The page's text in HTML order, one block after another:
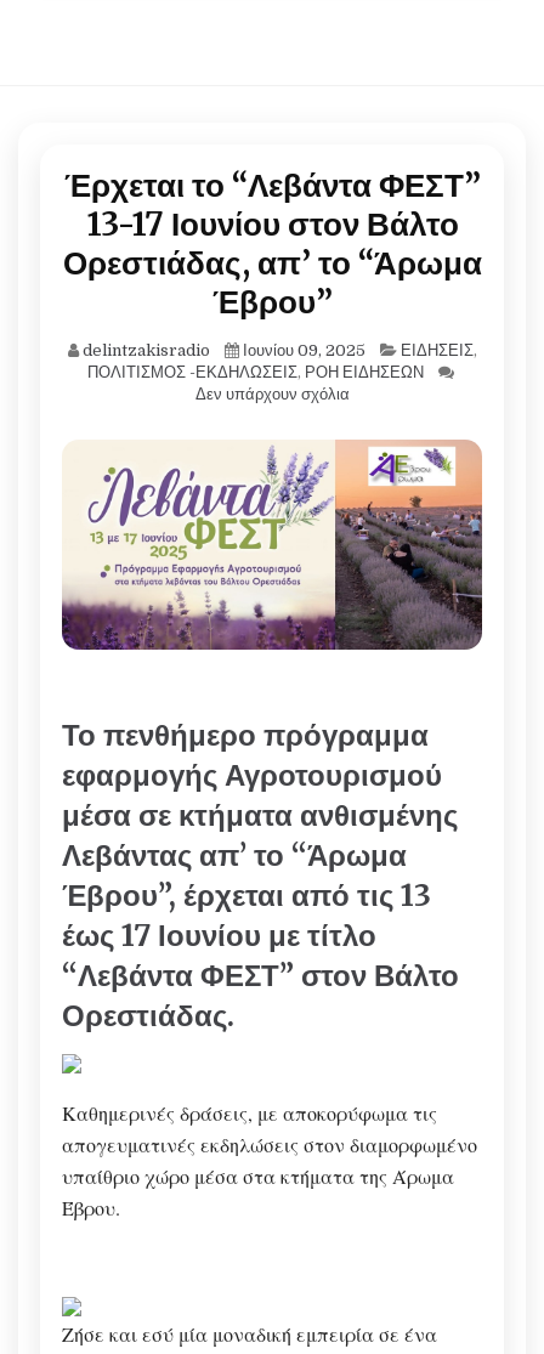
Έρχεται το “Λεβάντα ΦΕΣΤ”
13-17 Ιουνίου στον Βάλτο
Ορεστιάδας, απ’ το “Άρωμα
Έβρου”
delintzakisradio Ιουνίου 09, 2025 ΕΙΔΗΣΕΙΣ,
ΠΟΛΙΤΙΣΜΟΣ -ΕΚΔΗΛΩΣΕΙΣ, ΡΟΗ ΕΙΔΗΣΕΩΝ
Δεν υπάρχουν σχόλια
Το πενθήμερο πρόγραμμα
εφαρμογής Αγροτουρισμού
μέσα σε κτήματα ανθισμένης
Λεβάντας απ’ το “Άρωμα
Έβρου”, έρχεται από τις 13
έως 17 Ιουνίου με τίτλο
“Λεβάντα ΦΕΣΤ” στον Βάλτο
Ορεστιάδας.
Καθημερινές δράσεις, με αποκορύφωμα τις
απογευματινές εκδηλώσεις στον διαμορφωμένο
υπαίθριο χώρο μέσα στα κτήματα της Άρωμα
Έβρου.
Ζήσε και εσύ μία μοναδική εμπειρία σε ένα